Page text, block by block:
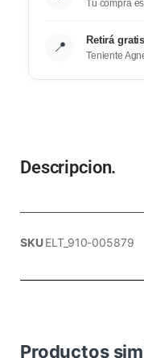
Tu compra
📍 Retirá
Teniente
Descripcion.
SKUELT_910-005879
Productos